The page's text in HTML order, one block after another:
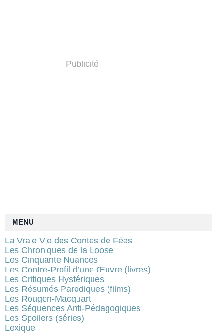
Publicité
MENU
La Vraie Vie des Contes de Fées
Les Chroniques de la Loose
Les Cinquante Nuances
Les Contre-Profil d’une Œuvre (livres)
Les Critiques Hystériques
Les Résumés Parodiques (films)
Les Rougon-Macquart
Les Séquences Anti-Pédagogiques
Les Spoilers (séries)
Lexique